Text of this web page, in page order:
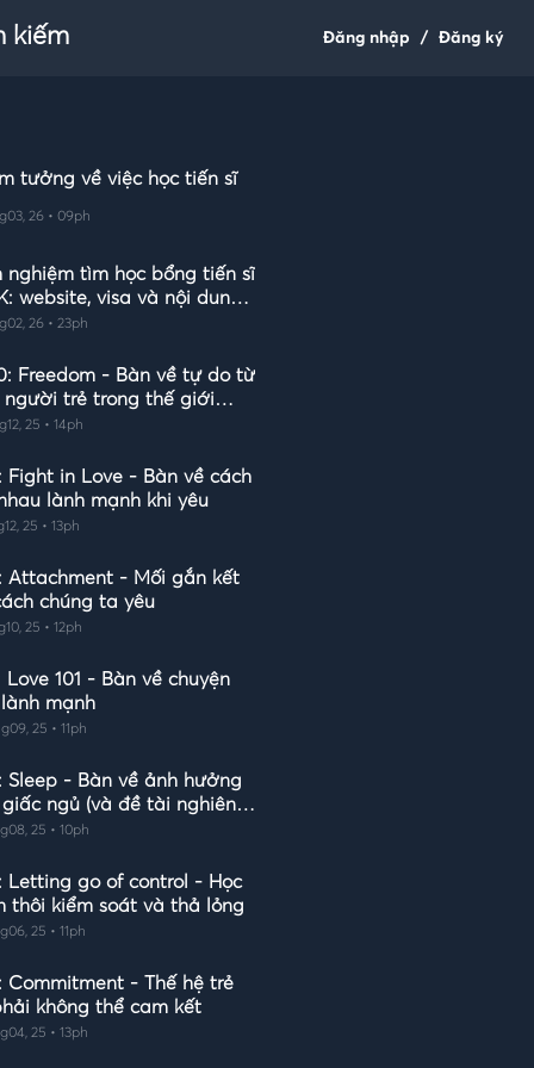
kiếm Đăng nhập / Đăng ký
tưởng về việc học tiến sĩ
26 • 09ph
nghiệm tìm học bổng tiến sĩ
website, visa và nội dung
trình PhD
26 • 23ph
Freedom - Bàn về tự do từ
người trẻ trong thế giới
đại25 • 14ph
Fight in Love - Bàn về cách
lành mạnh khi yêu
25 • 13ph
Attachment - Mối gắn kết
chúng ta yêu
25 • 12ph
Love 101 - Bàn về chuyện
mạnh
25 • 11ph
Sleep - Bàn về ảnh hưởng
ngủ (và đề tài nghiên
sĩ của mình)
25 • 10ph
Letting go of control - Học
thôi kiểm soát và thả lỏng
25 • 11ph
Commitment - Thế hệ trẻ
không thể cam kết
25 • 13ph